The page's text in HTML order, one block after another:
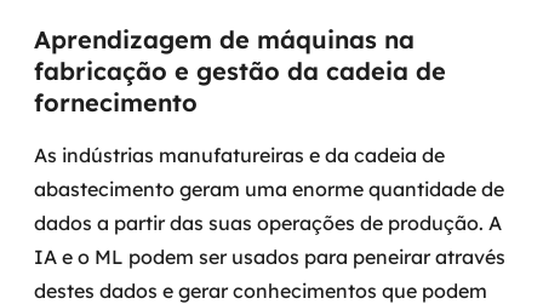
Aprendizagem de máquinas na
fabricação e gestão da cadeia de
fornecimento
As indústrias manufatureiras e da cadeia de
abastecimento geram uma enorme quantidade de
dados a partir das suas operações de produção. A
IA e o ML podem ser usados para peneirar através
destes dados e gerar conhecimentos que podem